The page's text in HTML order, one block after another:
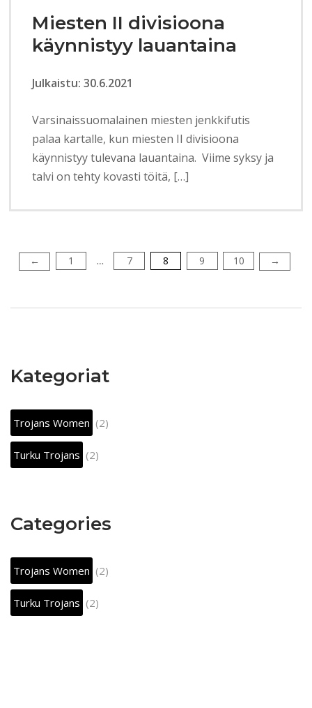
Miesten II divisioona
käynnistyy lauantaina
Julkaistu: 30.6.2021
Varsinaissuomalainen miesten jenkkifutis
palaa kartalle, kun miesten II divisioona
käynnistyy tulevana lauantaina. Viime syksy ja
talvi on tehty kovasti töitä, […]
Artikkelien
← 1 … 7 8 9 10 →
Kategoriat
Trojans Women (2)
Turku Trojans (2)
Categories
Trojans Women (2)
Turku Trojans (2)